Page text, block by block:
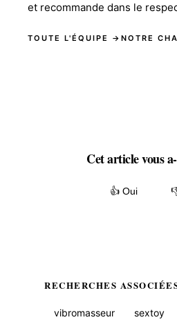
et recommande dans le
TOUTE L'ÉQUIPE → NOTRE
Cet article vous
👍 Oui
RECHERCHES
vibromasseur sextoy